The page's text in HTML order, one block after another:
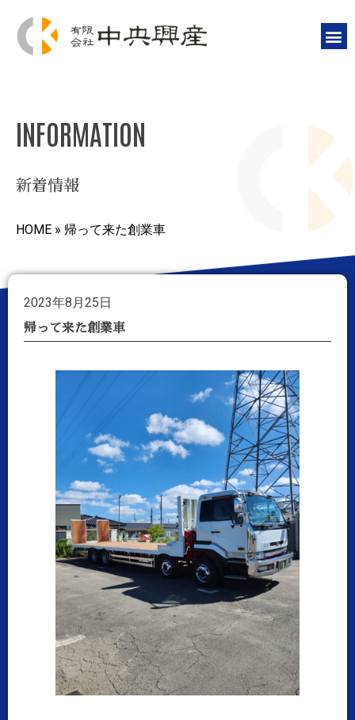
INFORMATION
新着情報
HOME » 帰って来た創業車
2023年8月25日
帰って来た創業車